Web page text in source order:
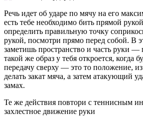
Речь идет об ударе по мячу на его
есть тебе необходимо бить прямой
определить правильную точку
рукой, посмотри прямо перед собой. В
заметишь пространство и часть руки
такой же образ у тебя откроется, когда
передачу сверху — это то положение,
делать закат мяча, а затем атакующий
замах.
Те же действия повтори с теннисным
захлестное движение руки